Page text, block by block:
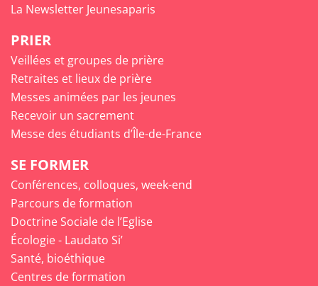
La Newsletter Jeunesaparis
PRIER
Veillées et groupes de prière
Retraites et lieux de prière
Messes animées par les jeunes
Recevoir un sacrement
Messe des étudiants d’Île-de-France
SE FORMER
Conférences, colloques, week-end
Parcours de formation
Doctrine Sociale de l’Eglise
Écologie - Laudato Si’
Santé, bioéthique
Centres de formation